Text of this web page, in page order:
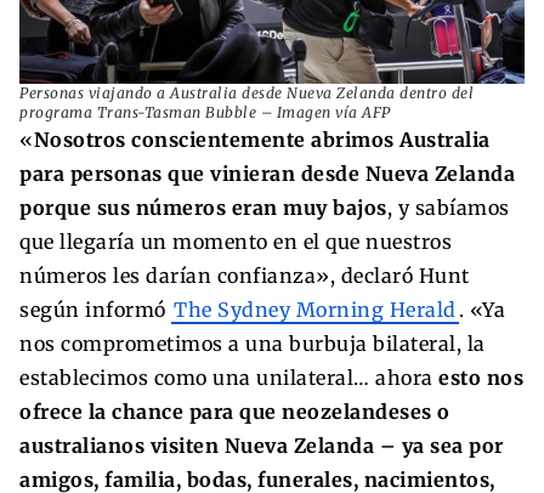
Personas viajando a Australia desde Nueva Zelanda dentro del
programa Trans-Tasman Bubble – Imagen vía AFP
«Nosotros conscientemente abrimos Australia
para personas que vinieran desde Nueva Zelanda
porque sus números eran muy bajos, y sabíamos
que llegaría un momento en el que nuestros
números les darían confianza», declaró Hunt
según informó The Sydney Morning Herald . «Ya
nos comprometimos a una burbuja bilateral, la
establecimos como una unilateral… ahora esto nos
ofrece la chance para que neozelandeses o
australianos visiten Nueva Zelanda – ya sea por
amigos, familia, bodas, funerales, nacimientos,